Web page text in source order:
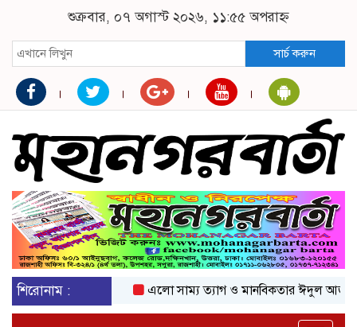
শুক্রবার, ০৭ অগাস্ট ২০২৬, ১১:৫৫ অপরাহ্ন
সার্চ করুন
শিরোনাম : এলো সাম্য ত্যাগ ও মানবিকতার ঈদুল আজহা